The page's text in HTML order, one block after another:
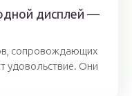
дисплей —
сопровождающих
удовольствие. Они